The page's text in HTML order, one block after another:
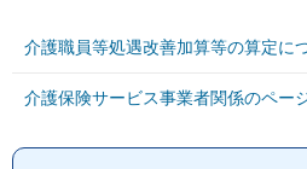
介護職員等処遇改善加算等の算定に
介護保険サービス事業者関係のペー